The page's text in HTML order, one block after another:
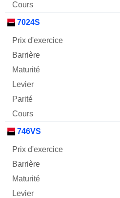
7024S
746VS